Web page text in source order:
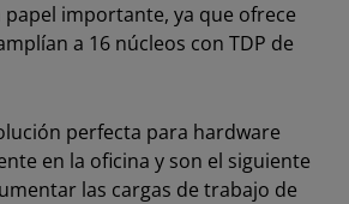
importante, ya que ofrece
a 16 núcleos con TDP de
perfecta para hardware
en la oficina y son el siguiente
las cargas de trabajo de